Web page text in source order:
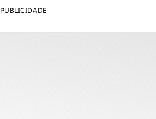
PUBLICIDADE